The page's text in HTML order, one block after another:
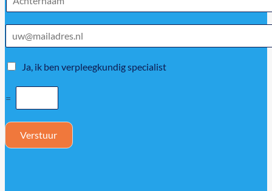
Ja, ik ben verpleegkundig specialist
=
Verstuur